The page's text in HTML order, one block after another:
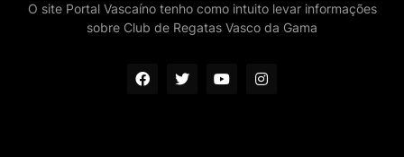
O site Portal Vascaíno tenho como intuito levar informações
sobre Club de Regatas Vasco da Gama